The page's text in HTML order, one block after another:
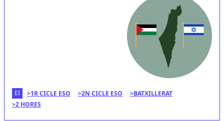
EI 1R CICLE ESO 2N CICLE ESO
BATXILLERAT
2 HORES